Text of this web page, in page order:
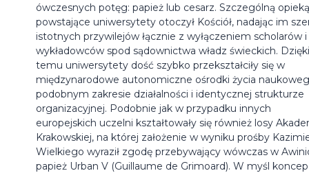
ówczesnych potęg: papież lub cesarz. Szczególną opieką
powstające uniwersytety otoczył Kościół, nadając im
istotnych przywilejów łącznie z wyłączeniem scholarów i
wykładowców spod sądownictwa władz świeckich. Dzięki
temu uniwersytety dość szybko przekształciły się w
międzynarodowe autonomiczne ośrodki życia
podobnym zakresie działalności i identycznej strukturze
organizacyjnej. Podobnie jak w przypadku innych
europejskich uczelni kształtowały się również losy
Krakowskiej, na której założenie w wyniku prośby
Wielkiego wyraził zgodę przebywający wówczas w
papież Urban V (Guillaume de Grimoard). W myśl